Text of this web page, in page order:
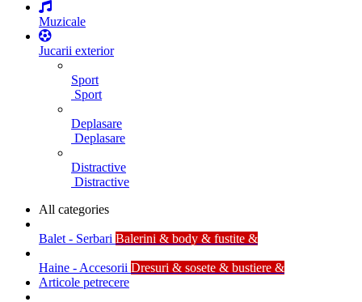
Muzicale
Jucarii exterior
Sport
Sport
Deplasare
Deplasare
Distractive
Distractive
All categories
Balet - Serbari Balerini & body & fustite &
Haine - Accesorii Dresuri & sosete & bustiere &
Articole petrecere